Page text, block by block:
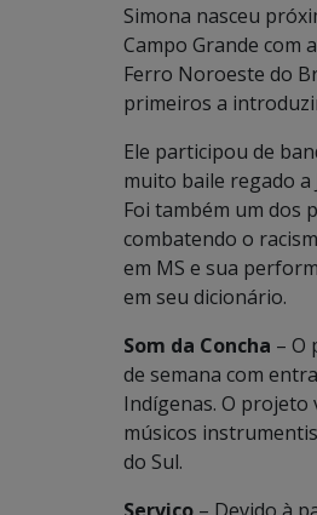
Simona nasceu
Campo Grande com
Ferro Noroeste do
primeiros a
Ele participou de
muito baile regado a
Foi também um dos
combatendo o
em MS e sua
em seu dicionário.
Som da Concha – O
de semana com
Indígenas. O projeto
músicos
do Sul.